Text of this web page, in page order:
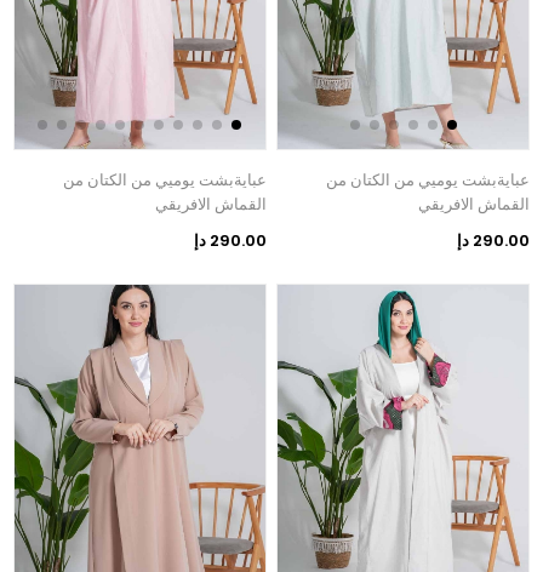
عبايةبشت يوميي من الكتان من
القماش الافريقي
290.00 دإ
عبايةبشت يوميي من الكتان من
القماش الافريقي
290.00 دإ